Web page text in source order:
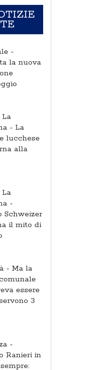
-
la nuova
La
- La
lucchese
alla
La
-
Schweizer
il mito di
- Ma la
essere
3
-
Ranieri in